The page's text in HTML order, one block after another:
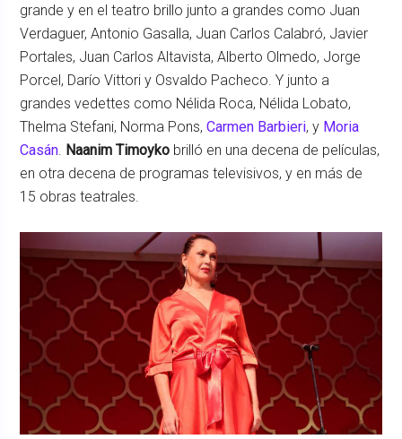
grande y en el teatro brillo junto a grandes como Juan
Verdaguer, Antonio Gasalla, Juan Carlos Calabró, Javier
Portales, Juan Carlos Altavista, Alberto Olmedo, Jorge
Porcel, Darío Vittori y Osvaldo Pacheco. Y junto a
grandes vedettes como Nélida Roca, Nélida Lobato,
Thelma Stefani, Norma Pons,Carmen Barbieri, y Moria
Casán Naanim Timoyko brilló en una decena de películas,
en otra decena de programas televisivos, y en más de
15 obras teatrales.